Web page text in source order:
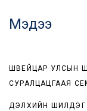
Мэдээ
ШВЕЙЦАР УЛСЫН
СУРАЛЦАЦГААЯ
ДЭЛХИЙН ШИЛДЭГ